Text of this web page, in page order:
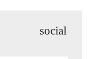
social